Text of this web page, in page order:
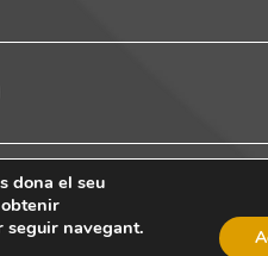
d’exercici de drets
dona el seu
seguir navegant.